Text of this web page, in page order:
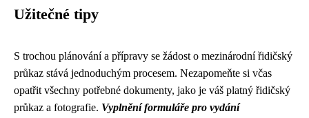
Užitečné tipy
S trochou plánování a přípravy se žádost o mezinárodní řidičský
průkaz stává jednoduchým procesem. Nezapomeňte si včas
opatřit všechny potřebné dokumenty, jako je váš platný řidičský
průkaz a fotografie. Vyplnění formuláře pro vydání